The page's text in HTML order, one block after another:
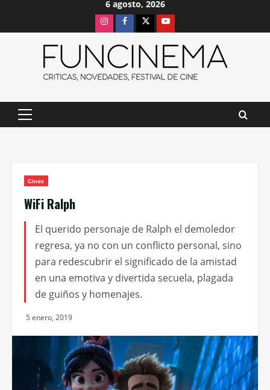
6 agosto, 2026
InstagramFacebook
X Youtube
Menú
Cines
WiFi Ralph
El querido personaje de Ralph el demoledor
regresa, ya no con un conflicto personal, sino
para redescubrir el significado de la amistad
en una emotiva y divertida secuela, plagada
de guiños y homenajes.
5 enero, 2019